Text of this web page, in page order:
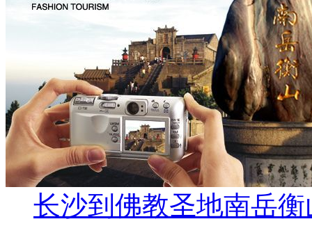
长沙到佛教圣地南岳